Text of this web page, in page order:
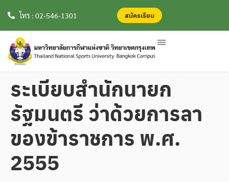
โทร : 02-546-1301 สมัครเรียน
ระเบียบสํานักนายก
รัฐมนตรี ว่าด้วยการลา
ของข้าราชการ พ.ศ.
2555